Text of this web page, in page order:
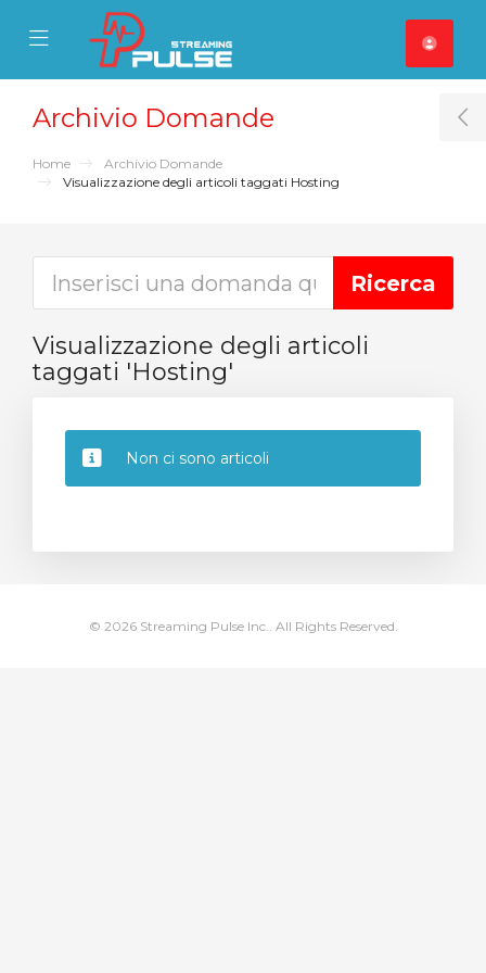
Mobile Menu
Mobile Menu
Archivio Domande
Home
Archivio Domande
Visualizzazione degli articoli taggati Hosting
Visualizzazione degli articoli
taggati 'Hosting'
Non ci sono articoli
© 2026 Streaming Pulse Inc.. All Rights Reserved.